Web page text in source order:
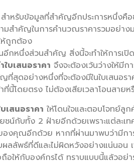
ำหรับข้อมูลที่สำคัญอีกประการหนึ่งคื
มสำคัญในการคำนวณราคารวมอย่
ห้ถูกต้อง
อีกหนึ่งส่วนสำคัญ สิ่งนี้จะทำให้การเ
ใบเสนอราคา จึงจะต้องเว้นว่างให้มี
สุดอย่างหนึ่งที่จะต้องมีในใบเสนอ
นี้โดยตรง ไม่ต้องเสียเวลาโอนสาย
เสนอราคา ให้โดนใจและตอบโจทย์
ชน์กับทั้ง 2 ฝ่ายอีกด้วยเพราะแต่ละ
งคุณอีกด้วย หากที่ผ่านมาพบว่ามีการ
ลลัพธ์ที่ดีและไม่ผิดหวังอย่างแน่นอน
ถือให้กับองค์กรได้ ทราบแบบนี้แล้วอย่